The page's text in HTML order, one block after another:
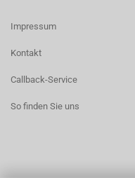
Impressum
Kontakt
Callback-Service
So finden Sie uns